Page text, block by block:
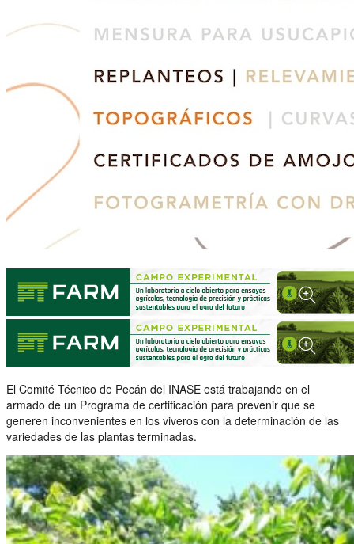
El Comité Técnico de Pecán del INASE está trabajando en el
armado de un Programa de certificación para prevenir que se
generen inconvenientes en los viveros con la determinación de las
variedades de las plantas terminadas.